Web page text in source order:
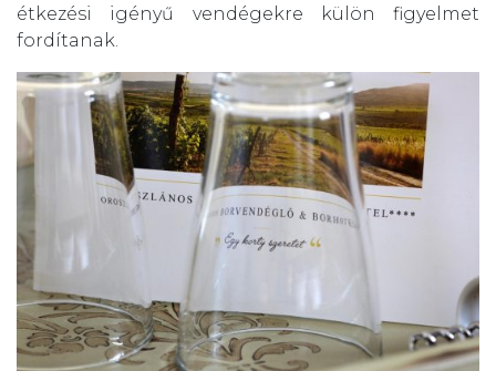
étkezési igényű vendégekre külön figyelmet
fordítanak.